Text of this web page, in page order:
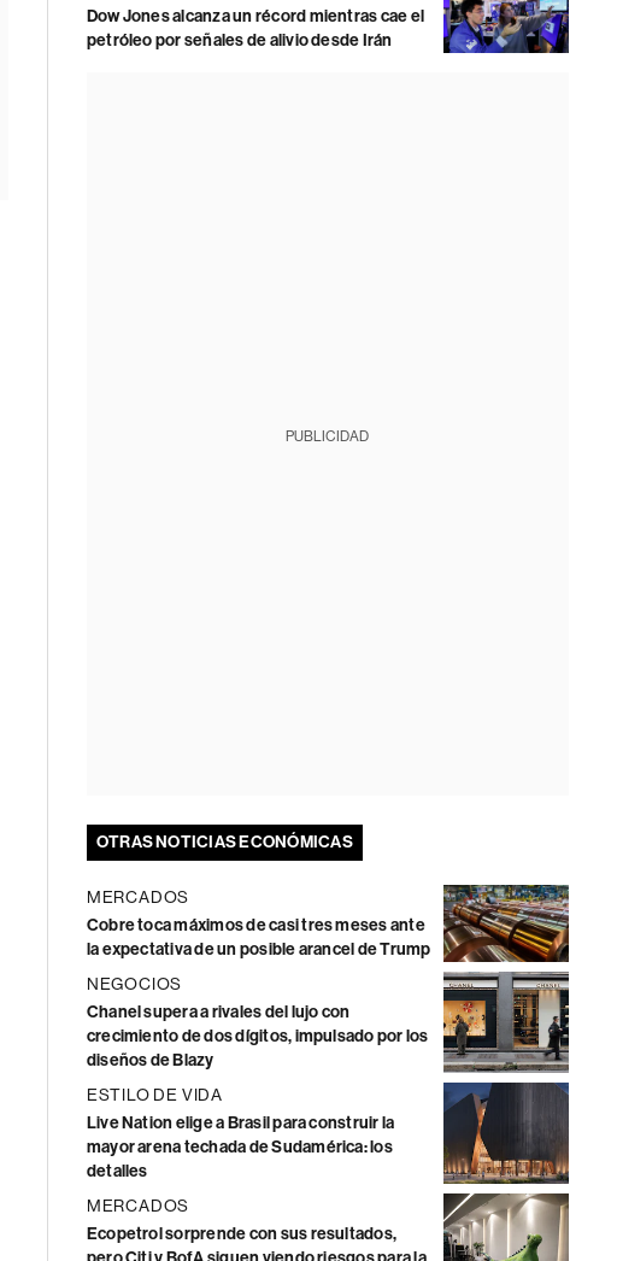
Dow Jones alcanza un récord mientras cae el
petróleo por señales de alivio desde Irán
PUBLICIDAD
OTRAS NOTICIAS ECONÓMICAS
MERCADOS
Cobre toca máximos de casi tres meses ante
la expectativa de un posible arancel de Trump
NEGOCIOS
Chanel supera a rivales del lujo con
crecimiento de dos dígitos, impulsado por los
diseños de Blazy
ESTILO DE VIDA
Live Nation elige a Brasil para construir la
mayor arena techada de Sudamérica: los
detalles
MERCADOS
Ecopetrol sorprende con sus resultados,